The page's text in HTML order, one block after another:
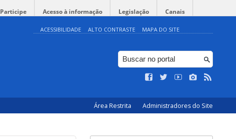
Participe Acesso à informação Legislação Canais
ACESSIBILIDADE ALTO CONTRASTE MAPA DO SITE
Área Restrita Administradores do Site